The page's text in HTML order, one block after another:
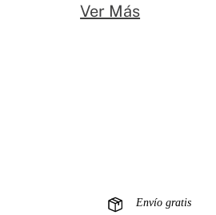
Ver Más
Envío gratis